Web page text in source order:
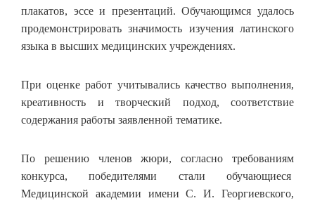
плакатов, эссе и презентаций. Обучающимся удалось
продемонстрировать значимость изучения латинского
языка в высших медицинских учреждениях.
При оценке работ учитывались качество выполнения,
креативность и творческий подход, соответствие
содержания работы заявленной тематике.
По решению членов жюри, согласно требованиям
конкурса, победителями стали обучающиеся
Медицинской академии имени С. И. Георгиевского,